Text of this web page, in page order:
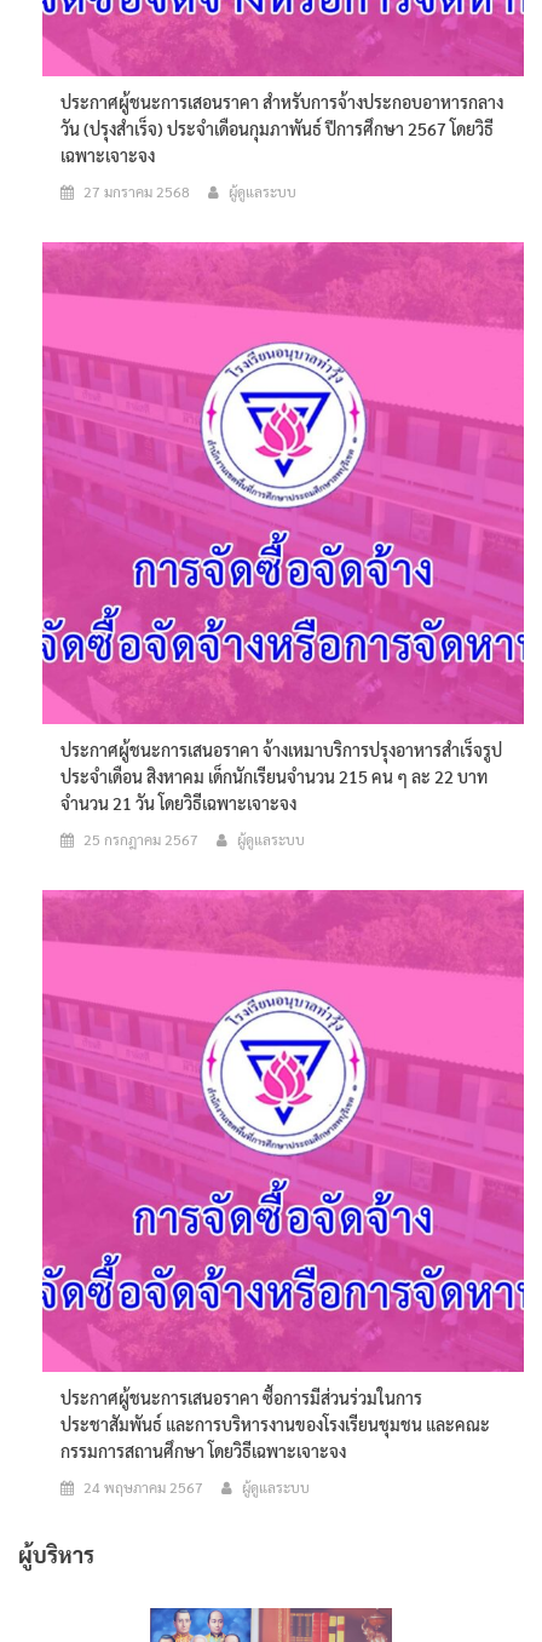
ประกาศผู้ชนะการเสอนราคา สำหรับการจ้างประกอบอาหารกลาง
วัน (ปรุงสำเร็จ) ประจำเดือนกุมภาพันธ์ ปีการศึกษา 2567 โดยวิธี
เฉพาะเจาะจง
27 มกราคม 2568 ผู้ดูแลระบบ
ประกาศผู้ชนะการเสนอราคา จ้างเหมาบริการปรุงอาหารสำเร็จรูป
ประจำเดือน สิงหาคม เด็กนักเรียนจำนวน 215 คน ๆ ละ 22 บาท
จำนวน 21 วัน โดยวิธีเฉพาะเจาะจง
25 กรกฎาคม 2567 ผู้ดูแลระบบ
ประกาศผู้ชนะการเสนอราคา ซื้อการมีส่วนร่วมในการ
ประชาสัมพันธ์ และการบริหารงานของโรงเรียนชุมชน และคณะ
กรรมการสถานศึกษา โดยวิธีเฉพาะเจาะจง
24 พฤษภาคม 2567 ผู้ดูแลระบบ
ผู้บริหาร